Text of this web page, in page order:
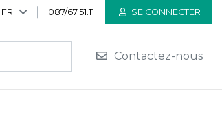
FR 087/67.51.11 SE CONNECTER
Contactez-nous